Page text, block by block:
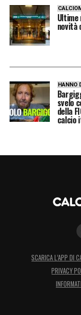
novità
HANNO
svelo
della
calcio
SCARICA L’APP DI
PRIVACY